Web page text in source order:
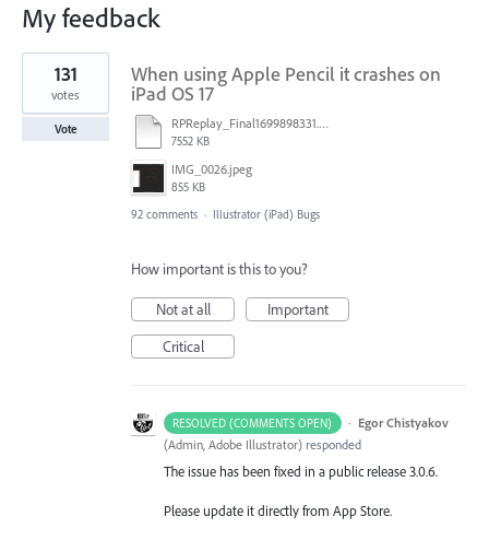
My feedback
1
found
When using Apple Pencil it crashes on
iPad OS 17
RPReplay_Final1699898331.mp4
7552 KB
IMG_0026.jpeg
855 KB
131
votes
Vote
92 comments · Illustrator (iPad) Bugs
How important is this to you?
Not at all
Important
Critical
RESOLVED (COMMENTS OPEN) · Egor Chistyakov
(Admin, Adobe Illustrator) responded
The issue has been fixed in a public release 3.0.6.
Please update it directly from App Store.